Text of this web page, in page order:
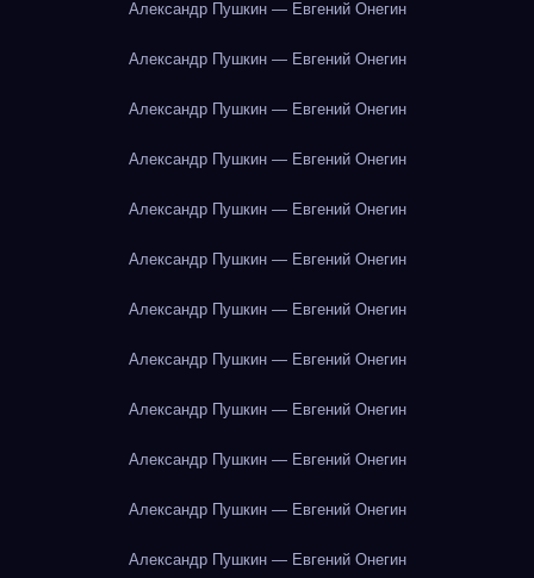
Александр Пушкин — Евгений Онегин
Александр Пушкин — Евгений Онегин
Александр Пушкин — Евгений Онегин
Александр Пушкин — Евгений Онегин
Александр Пушкин — Евгений Онегин
Александр Пушкин — Евгений Онегин
Александр Пушкин — Евгений Онегин
Александр Пушкин — Евгений Онегин
Александр Пушкин — Евгений Онегин
Александр Пушкин — Евгений Онегин
Александр Пушкин — Евгений Онегин
Александр Пушкин — Евгений Онегин